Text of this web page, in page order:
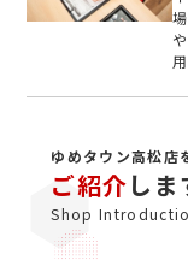
ゆめタウン高松店
ご紹介しま
Shop